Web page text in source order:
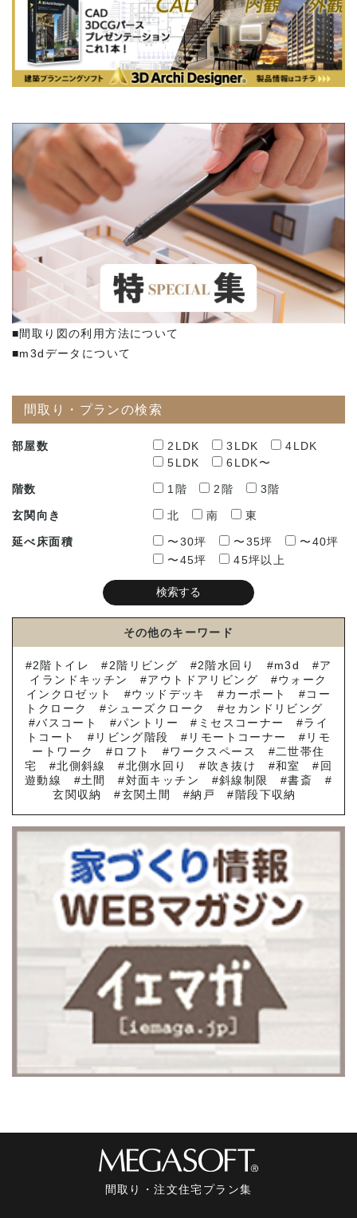
■間取り図の利用方法について
■m3dデータについて
間取り・プランの検索
部屋数 2LDK 3LDK
4LDK
5LDK
6LDK〜
階数 1階 2階 3階
玄関向き 北 南 東
延べ床面積 〜30坪 〜35坪
〜40坪
〜45坪
45坪以上
その他のキーワード
2階トイレ 2階リビング 2階水回り m3d
ア
イランドキッチン
アウトドアリビング
ウォーク
インクロゼット
ウッドデッキ カーポート
コー
トクローク
シューズクローク
セカンドリビング
バスコート
パントリー ミセスコーナー
ライ
トコート
リビング階段 リモートコーナー
リモ
ートワーク
ロフト ワークスペース
二世帯住
宅
北側斜線 北側水回り 吹き抜け 和室
回
遊動線
土間 対面キッチン 斜線制限
書斎
玄関収納
玄関土間 納戸 階段下収納
間取り・注文住宅プラン集